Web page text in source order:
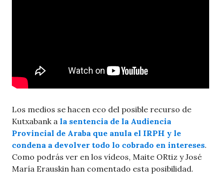
Los medios se hacen eco del posible recurso de
Kutxabank a la sentencia de la Audiencia
Provincial de Araba que anula el IRPH y le
condena a devolver todo lo cobrado en intereses.
Como podrás ver en los vídeos, Maite ORtiz y José
María Erauskin han comentado esta posibilidad.